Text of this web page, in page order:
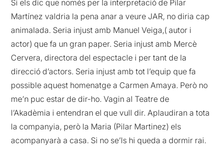
Si els dic que només per la interpretació de Pilar
Martínez valdria la pena anar a veure JAR, no diria cap
animalada. Seria injust amb Manuel Veiga,( autor i
actor) que fa un gran paper. Seria injust amb Mercè
Cervera, directora del espectacle i per tant de la
direcció d’actors. Seria injust amb tot l’equip que fa
possible aquest homenatge a Carmen Amaya. Però no
me’n puc estar de dir-ho. Vagin al Teatre de
l’Akadèmia i entendran el que vull dir. Aplaudiran a tota
la companyia, però la Maria (Pilar Martinez) els
acompanyarà a casa. Si no se’ls hi queda a dormir rai.